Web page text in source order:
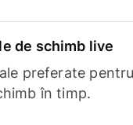
de schimb live
preferate
în timp.